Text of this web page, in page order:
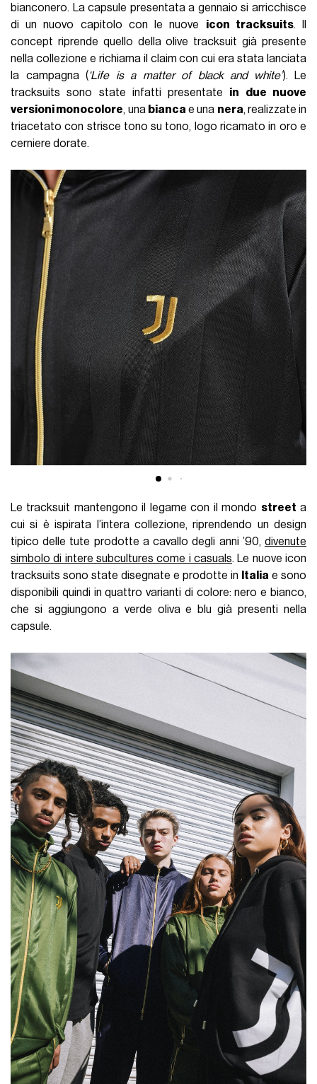
bianconero. La capsule presentata a gennaio si arricchisce
di un nuovo capitolo con le nuove icon tracksuits. Il
concept riprende quello della olive tracksuit già presente
nella collezione e richiama il claim con cui era stata lanciata
la campagna (‘Life is a matter of black and white’). Le
tracksuits sono state infatti presentate in due nuove
versioni monocolore, una bianca e una nera, realizzate in
triacetato con strisce tono su tono, logo ricamato in oro e
cerniere dorate.
Le tracksuit mantengono il legame con il mondo street a
cui si è ispirata l’intera collezione, riprendendo un design
tipico delle tute prodotte a cavallo degli anni ’90, divenute
simbolo di intere subcultures come i casuals. Le nuove icon
tracksuits sono state disegnate e prodotte in
Italia e sono
disponibili quindi in quattro varianti di colore: nero e bianco,
che si aggiungono a verde oliva e blu già presenti nella
capsule.